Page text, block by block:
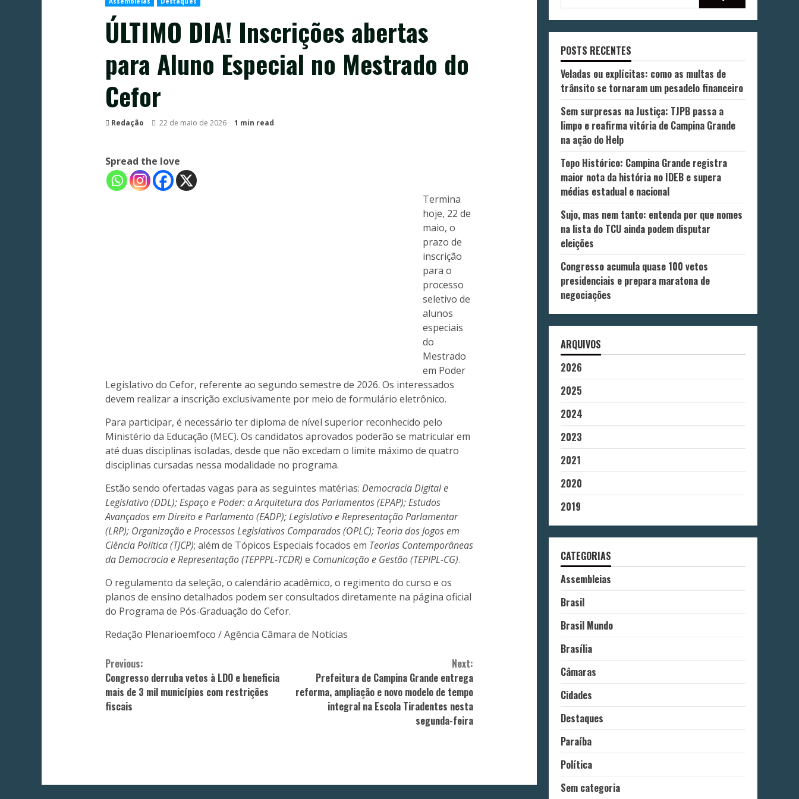
ÚLTIMO DIA! Inscrições abertas
para Aluno Especial no Mestrado do
Cefor
Redação 22 de maio de 2026 1 min read
Spread the love
Termina
hoje, 22 de
maio, o
prazo de
inscrição
para o
processo
seletivo de
alunos
especiais
do
Mestrado
em Poder
Legislativo do Cefor, referente ao segundo semestre de 2026. Os interessados
devem realizar a inscrição exclusivamente por meio de formulário eletrônico.
Para participar, é necessário ter diploma de nível superior reconhecido pelo
Ministério da Educação (MEC). Os candidatos aprovados poderão se matricular em
até duas disciplinas isoladas, desde que não excedam o limite máximo de quatro
disciplinas cursadas nessa modalidade no programa.
Estão sendo ofertadas vagas para as seguintes matérias: Democracia Digital e
Legislativo (DDL); Espaço e Poder: a Arquitetura dos Parlamentos (EPAP); Estudos
Avançados em Direito e Parlamento (EADP); Legislativo e Representação Parlamentar
(LRP); Organização e Processos Legislativos Comparados (OPLC); Teoria dos Jogos em
Ciência Política (TJCP); além de Tópicos Especiais focados em Teorias Contemporâneas
da Democracia e Representação (TEPPPL-TCDR) e Comunicação e Gestão (TEPIPL-CG).
O regulamento da seleção, o calendário acadêmico, o regimento do curso e os
planos de ensino detalhados podem ser consultados diretamente na página oficial
do Programa de Pós-Graduação do Cefor.
Redação Plenarioemfoco / Agência Câmara de Notícias
Continue
Reading
Previous:
Congresso derruba vetos à LDO e beneficia
mais de 3 mil municípios com restrições
fiscais
Next:
Prefeitura de Campina Grande entrega
reforma, ampliação e novo modelo de tempo
integral na Escola Tiradentes nesta
segunda-feira
POSTS RECENTES
Veladas ou explícitas: como as multas de
trânsito se tornaram um pesadelo financeiro
Sem surpresas na Justiça: TJPB passa a
limpo e reafirma vitória de Campina Grande
na ação do Help
Topo Histórico: Campina Grande registra
maior nota da história no IDEB e supera
médias estadual e nacional
Sujo, mas nem tanto: entenda por que nomes
na lista do TCU ainda podem disputar
eleições
Congresso acumula quase 100 vetos
presidenciais e prepara maratona de
negociações
ARQUIVOS
2026
2025
2024
2023
2021
2020
2019
CATEGORIAS
Assembleias
Brasil
Brasil Mundo
Brasília
Câmaras
Cidades
Destaques
Paraíba
Política
Sem categoria